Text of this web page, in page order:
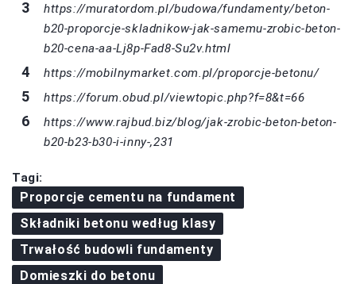
https://muratordom.pl/budowa/fundamenty/beton-
b20-proporcje-skladnikow-jak-samemu-zrobic-beton-
b20-cena-aa-Lj8p-Fad8-Su2v.html
https://mobilnymarket.com.pl/proporcje-betonu/
https://forum.obud.pl/viewtopic.php?f=8&t=66
https://www.rajbud.biz/blog/jak-zrobic-beton-beton-
b20-b23-b30-i-inny-,231
Tagi:
Proporcje cementu na fundament
Składniki betonu według klasy
Trwałość budowli fundamenty
Domieszki do betonu